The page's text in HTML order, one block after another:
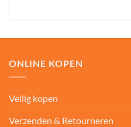
ONLINE KOPEN
Veilig kopen
Verzenden & Retourneren